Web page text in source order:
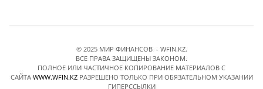
© 2025 МИР ФИНАНСОВ - WFIN.KZ.
ВСЕ ПРАВА ЗАЩИЩЕНЫ ЗАКОНОМ.
ПОЛНОЕ ИЛИ ЧАСТИЧНОЕ КОПИРОВАНИЕ МАТЕРИАЛОВ C
САЙТА WWW.WFIN.KZРАЗРЕШЕНО ТОЛЬКО ПРИ ОБЯЗАТЕЛЬНОМ УКАЗАНИИ
ГИПЕРССЫЛКИ